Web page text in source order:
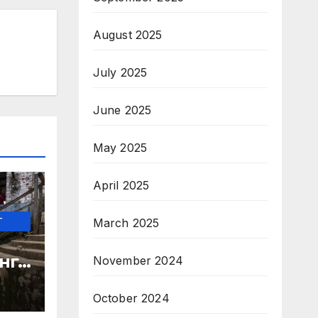
August 2025
July 2025
June 2025
May 2025
April 2025
March 2025
November 2024
October 2024